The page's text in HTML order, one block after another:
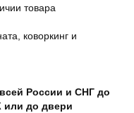
товара
коворкинг и
России и СНГ до
или до двери